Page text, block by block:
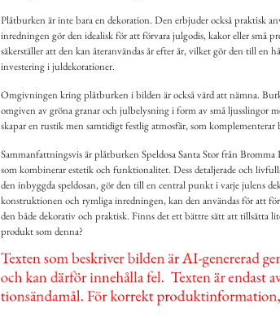
Plåtburken är inte bara en dekoration. Den erbjuder också praktisk
inredningen gör den idealisk för att förvara julgodis, kakor eller små
säkerställer att den kan återanvändas år efter år, vilket gör den till en
investering i juldekorationer.
Omgivningen kring plåtburken i bilden är också värd att nämna.
omgiven av gröna granar och julbelysning i form av små ljusslingor
skapar en rustik men samtidigt festlig atmosfär, som komplementerar
Sammanfattningsvis är plåtburken Speldosa Santa Stor från
som kombinerar estetik och funktionalitet. Dess detaljerade och
den inbyggda speldosan, gör den till en central punkt i varje julens
konstruktionen och rymliga inredningen, kan den användas för att
den både dekorativ och praktisk. Finns det ett bättre sätt att tillsätta
produkt som denna?